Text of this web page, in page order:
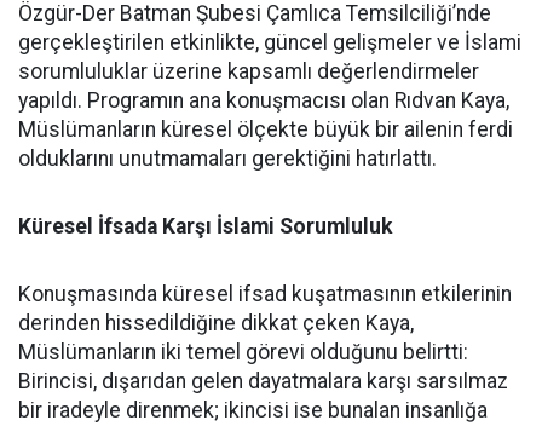
Özgür-Der Batman Şubesi Çamlıca Temsilciliği’nde
gerçekleştirilen etkinlikte, güncel gelişmeler ve İslami
sorumluluklar üzerine kapsamlı değerlendirmeler
yapıldı. Programın ana konuşmacısı olan Rıdvan Kaya,
Müslümanların küresel ölçekte büyük bir ailenin ferdi
olduklarını unutmamaları gerektiğini hatırlattı.
Küresel İfsada Karşı İslami Sorumluluk
Konuşmasında küresel ifsad kuşatmasının etkilerinin
derinden hissedildiğine dikkat çeken Kaya,
Müslümanların iki temel görevi olduğunu belirtti:
Birincisi, dışarıdan gelen dayatmalara karşı sarsılmaz
bir iradeyle direnmek; ikincisi ise bunalan insanlığa